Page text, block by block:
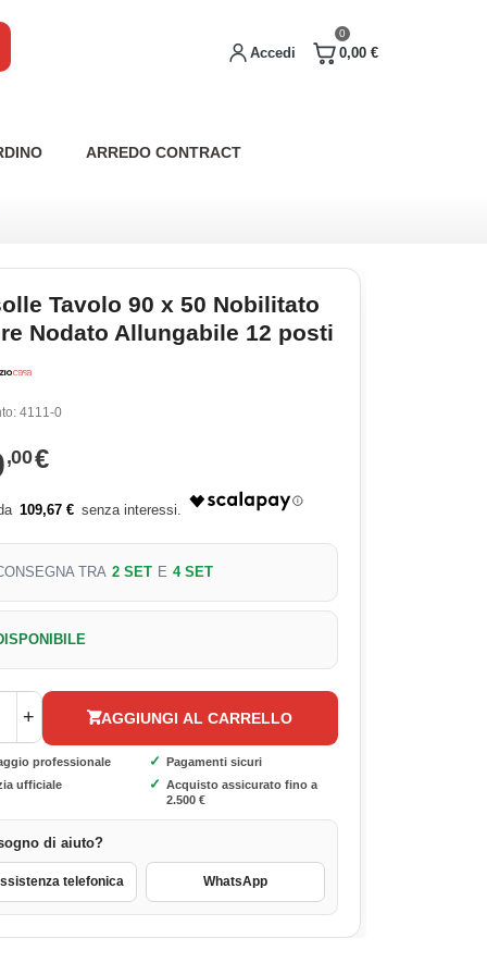
0
0,00 €
Accedi
ARREDO CONTRACT
Tavolo 90 x 50 Nobilitato
Nodato Allungabile 12 posti
4111-0
,00€
109,67 €
TRA 2 SET E 4 SET
+ AGGIUNGI AL CARRELLO
professionale ✓ Pagamenti sicuri
ufficiale ✓ Acquisto assicurato fino a
2.500 €
di aiuto?
telefonica WhatsApp